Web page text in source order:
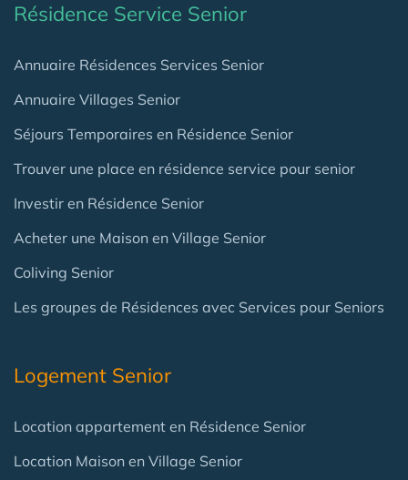
Résidence Service Senior
Annuaire Résidences Services Senior
Annuaire Villages Senior
Séjours Temporaires en Résidence Senior
Trouver une place en résidence service pour senior
Investir en Résidence Senior
Acheter une Maison en Village Senior
Coliving Senior
Les groupes de Résidences avec Services pour Seniors
Logement Senior
Location appartement en Résidence Senior
Location Maison en Village Senior